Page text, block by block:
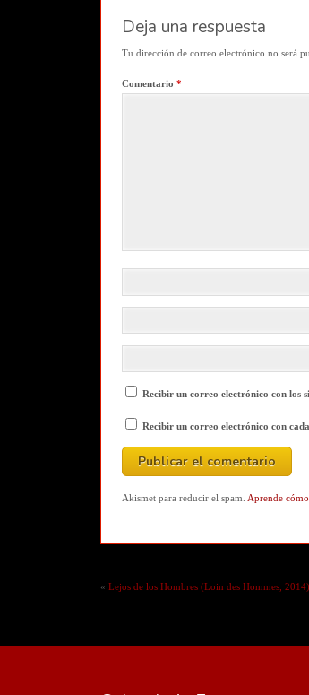
Deja una respuesta
Tu dirección de correo electrónico no será
Comentario *
Recibir un correo electrónico con los
Recibir un correo electrónico con
Akismet para reducir el spam. Aprende
« Lejos de los Hombres (Loin des Hommes, 2014)